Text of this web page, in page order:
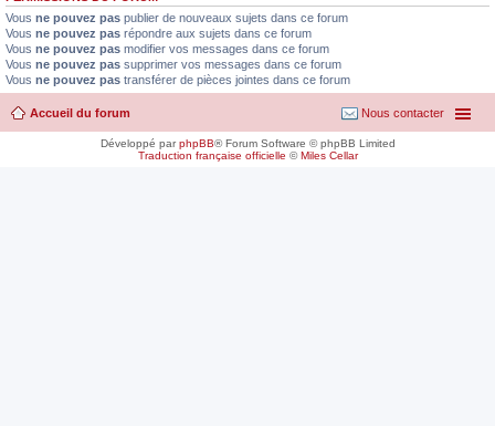
Vous ne pouvez pas publier de nouveaux sujets dans ce forum
Vous ne pouvez pas répondre aux sujets dans ce forum
Vous ne pouvez pas modifier vos messages dans ce forum
Vous ne pouvez pas supprimer vos messages dans ce forum
Vous ne pouvez pas transférer de pièces jointes dans ce forum
Accueil du forum Nous contacter
Développé parphpBB® Forum Software © phpBB Limited
Traduction française officielle ©Miles Cellar